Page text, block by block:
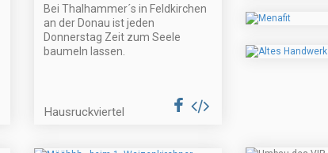
Bei Thalhammer´s in Feldkirchen
an der Donau ist jeden
Donnerstag Zeit zum Seele
baumeln lassen.
Hausruckviertel